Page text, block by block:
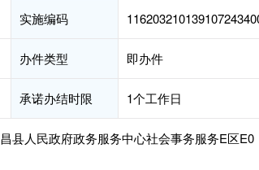
实施编码
办件类型 即办件
承诺办结时限 1个工作日
县人民政府政务服务中心社会事务服务E区E0